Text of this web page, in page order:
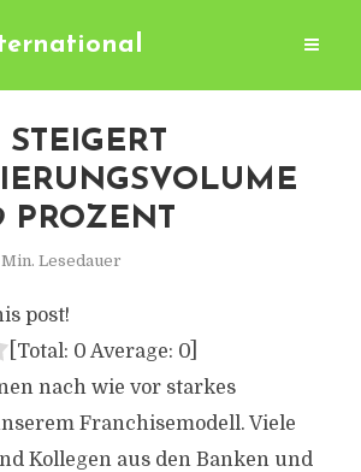
PROZENT
Lesedauer
post!
[Total: 0 Average: 0]
nach wie vor starkes
Franchisemodell. Viele
Kollegen aus den Banken und